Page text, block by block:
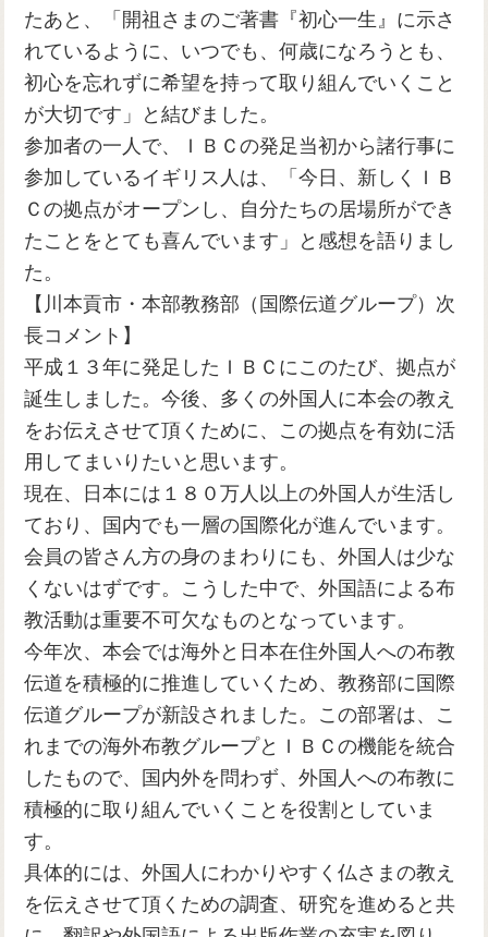
たあと、「開祖さまのご著書『初心一生』に示さ
れているように、いつでも、何歳になろうとも、
初心を忘れずに希望を持って取り組んでいくこと
が大切です」と結びました。
参加者の一人で、ＩＢＣの発足当初から諸行事に
参加しているイギリス人は、「今日、新しくＩＢ
Ｃの拠点がオープンし、自分たちの居場所ができ
たことをとても喜んでいます」と感想を語りまし
た。
【川本貢市・本部教務部（国際伝道グループ）次
長コメント】
平成１３年に発足したＩＢＣにこのたび、拠点が
誕生しました。今後、多くの外国人に本会の教え
をお伝えさせて頂くために、この拠点を有効に活
用してまいりたいと思います。
現在、日本には１８０万人以上の外国人が生活し
ており、国内でも一層の国際化が進んでいます。
会員の皆さん方の身のまわりにも、外国人は少な
くないはずです。こうした中で、外国語による布
教活動は重要不可欠なものとなっています。
今年次、本会では海外と日本在住外国人への布教
伝道を積極的に推進していくため、教務部に国際
伝道グループが新設されました。この部署は、こ
れまでの海外布教グループとＩＢＣの機能を統合
したもので、国内外を問わず、外国人への布教に
積極的に取り組んでいくことを役割としていま
す。
具体的には、外国人にわかりやすく仏さまの教え
を伝えさせて頂くための調査、研究を進めると共